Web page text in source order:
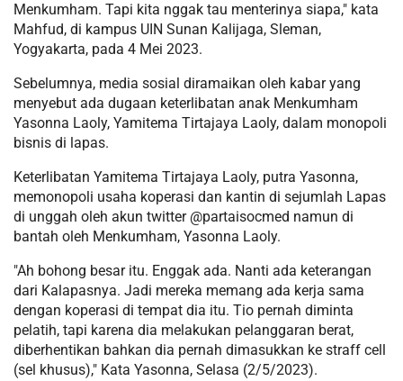
Menkumham. Tapi kita nggak tau menterinya siapa," kata
Mahfud, di kampus UIN Sunan Kalijaga, Sleman,
Yogyakarta, pada 4 Mei 2023.
Sebelumnya, media sosial diramaikan oleh kabar yang
menyebut ada dugaan keterlibatan anak Menkumham
Yasonna Laoly, Yamitema Tirtajaya Laoly, dalam monopoli
bisnis di lapas.
Keterlibatan Yamitema Tirtajaya Laoly, putra Yasonna,
memonopoli usaha koperasi dan kantin di sejumlah Lapas
di unggah oleh akun twitter @partaisocmed namun di
bantah oleh Menkumham, Yasonna Laoly.
"Ah bohong besar itu. Enggak ada. Nanti ada keterangan
dari Kalapasnya. Jadi mereka memang ada kerja sama
dengan koperasi di tempat dia itu. Tio pernah diminta
pelatih, tapi karena dia melakukan pelanggaran berat,
diberhentikan bahkan dia pernah dimasukkan ke straff cell
(sel khusus)," Kata Yasonna, Selasa (2/5/2023).